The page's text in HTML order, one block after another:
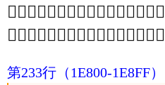
𞟒𞟓𞟔𞟕𞟖𞟗𞟘𞟙𞟚𞟛𞟜𞟝𞟞𞟟𞟠𞟡
𞟰𞟱𞟲𞟳𞟴𞟵𞟶𞟷𞟸𞟹𞟺𞟻𞟼𞟽𞟾𞟿
第233行 （1E800-1E8FF）